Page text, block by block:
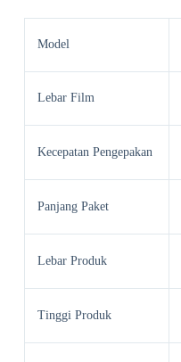
Model
Lebar Film
Kecepatan Pengepakan
Panjang Paket
Lebar Produk
Tinggi Produk